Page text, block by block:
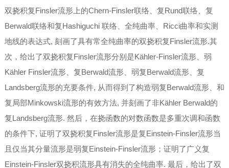
学术报告
讨论班
学术会议
学术活动
人才培养

双挠积复Finsler流形上的Chern-Finsler联络、复Rund联络、复
Berwald联络和复Hashiguchi 联络、全纯曲率、Ricci曲率和实测
地线的表达式, 刻画了具有常全纯曲率的双挠积复Finsler流形.其
次，给出了双挠积复Finsler流形分别是Kähler-Finsler流形、弱
Kähler Finsler流形、复Berwald流形、弱复Berwald流形、复
Landsberg流形的充要条件, 从而得到了构造弱复Berwald流形、和
复局部Minkowski流形的有效方法, 并刻画了非Kähler Berwald的
复Landsberg流形. 然后，在挠函数的对数函数是多重次调和函数
的条件下, 证明了双挠积复Finsler流形是复Einstein-Finsler流形当
且仅当其分量流形是弱复Einstein-Finsler流形；证明了广义复
Einstein-Finsler双挠积流形具有消失的全纯曲率. 最后，给出了双